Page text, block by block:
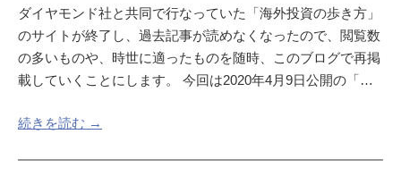
ダイヤモンド社と共同で行なっていた「海外投資の歩き方」
のサイトが終了し、過去記事が読めなくなったので、閲覧数
の多いものや、時世に適ったものを随時、このブログで再掲
載していくことにします。 今回は2020年4月9日公開の「…
続きを読む →